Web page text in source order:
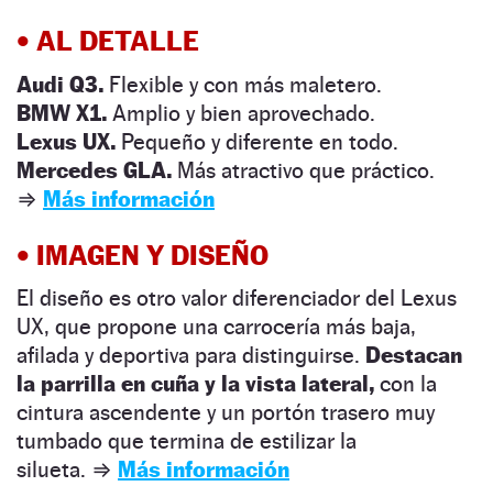
• AL DETALLE
Audi Q3. Flexible y con más maletero.
BMW X1. Amplio y bien aprovechado.
Lexus UX. Pequeño y diferente en todo.
Mercedes GLA. Más atractivo que práctico.
⇒ Más información
• IMAGEN Y DISEÑO
El diseño es otro valor diferenciador del Lexus
UX, que propone una carrocería más baja,
afilada y deportiva para distinguirse. Destacan
la parrilla en cuña y la vista lateral, con la
cintura ascendente y un portón trasero muy
tumbado que termina de estilizar la
silueta. ⇒ Más información